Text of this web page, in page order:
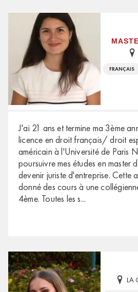
FRANÇAIS
J'ai 21 ans et termine ma 3ème
licence en droit français/ droit
américain à l'Université de Paris
poursuivre mes études en master
devenir juriste d'entreprise. Cette
donné des cours à une
4ème. Toutes les s...
LA